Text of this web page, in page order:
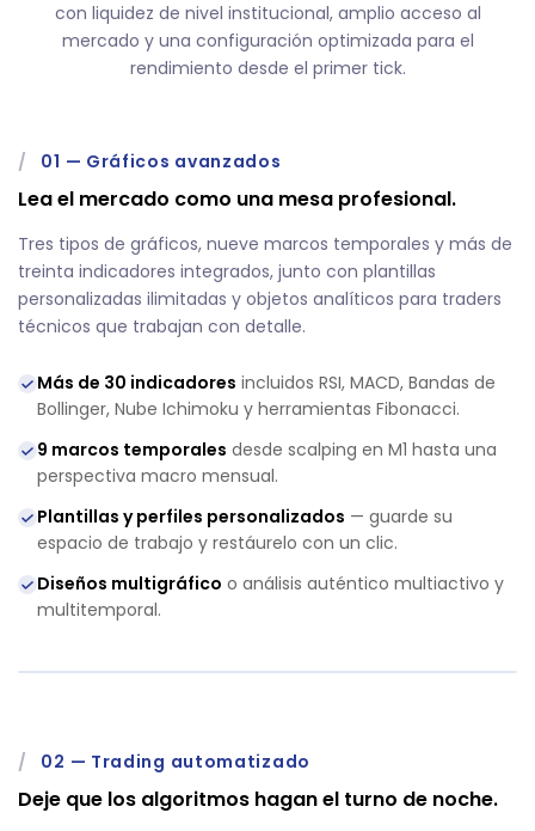
con liquidez de nivel institucional, amplio acceso al
mercado y una configuración optimizada para el
rendimiento desde el primer tick.
/ 01 — Gráficos avanzados
Lea el mercado como una mesa profesional.
Tres tipos de gráficos, nueve marcos temporales y más de
treinta indicadores integrados, junto con plantillas
personalizadas ilimitadas y objetos analíticos para traders
técnicos que trabajan con detalle.
Más de 30 indicadores incluidos RSI, MACD, Bandas de
Bollinger, Nube Ichimoku y herramientas Fibonacci.
9 marcos temporales desde scalping en M1 hasta una
perspectiva macro mensual.
Plantillas y perfiles personalizados — guarde su
espacio de trabajo y restáurelo con un clic.
Diseños multigráfico o análisis auténtico multiactivo y
multitemporal.
/ 02 — Trading automatizado
Deje que los algoritmos hagan el turno de noche.